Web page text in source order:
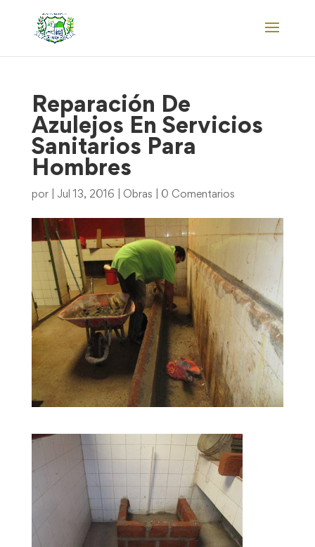
Reparación De
Azulejos En Servicios
Sanitarios Para
Hombres
por Jul 13, 2016 Obras 0 Comentarios